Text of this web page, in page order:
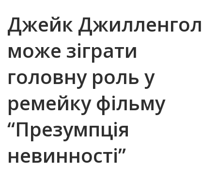
Джейк Джилленгол
може зіграти
головну роль у
ремейку фільму
“Презумпція
невинності”